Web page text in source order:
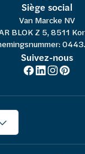
Siège social
Van Marcke NV
BLOK Z 5, 8511
Suivez-nous